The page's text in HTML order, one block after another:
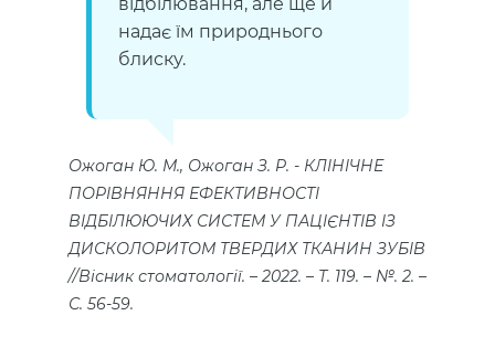
надає їм природнього
блиску.
Ожоган Ю. М., Ожоган З. Р.
КЛІНІЧНЕ
ПОРІВНЯННЯ ЕФЕКТИВНОСТІ
ВІДБІЛЮЮЧИХ СИСТЕМ У ПАЦІЄНТІВ ІЗ
ДИСКОЛОРИТОМ ТВЕРДИХ ТКАНИН ЗУБІВ
//Вісник стоматології. – 2022. – Т. 119. – №. 2. –
С. 56-59.